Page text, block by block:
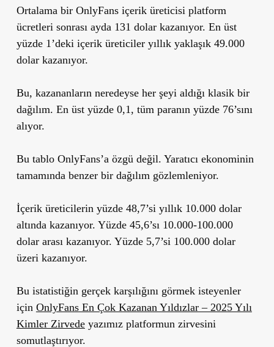
Ortalama bir OnlyFans içerik üreticisi platform
ücretleri sonrası ayda 131 dolar kazanıyor. En üst
yüzde 1’deki içerik üreticiler yıllık yaklaşık 49.000
dolar kazanıyor.
Bu, kazananların neredeyse her şeyi aldığı klasik bir
dağılım. En üst yüzde 0,1, tüm paranın yüzde 76’sını
alıyor.
Bu tablo OnlyFans’a özgü değil. Yaratıcı ekonominin
tamamında benzer bir dağılım gözlemleniyor.
İçerik üreticilerin yüzde 48,7’si yıllık 10.000 dolar
altında kazanıyor. Yüzde 45,6’sı 10.000-100.000
dolar arası kazanıyor. Yüzde 5,7’si 100.000 dolar
üzeri kazanıyor.
Bu istatistiğin gerçek karşılığını görmek isteyenler
için OnlyFans En Çok Kazanan Yıldızlar – 2025 Yılı
Kimler Zirvedeyazımız platformun zirvesini
somutlaştırıyor.